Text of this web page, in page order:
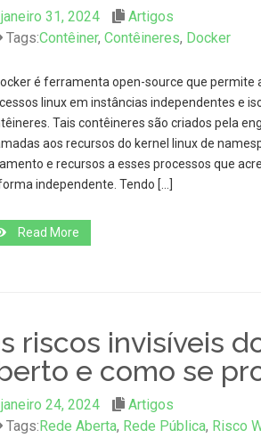
janeiro 31, 2024
Artigos
Tags:Contêiner, Contêineres, Docker
é ferramenta open-source que permite
linux em instâncias independentes e
Tais contêineres são criados pela
aos recursos do kernel linux de
e recursos a esses processos que
independente. Tendo […]
Read More
riscos invisíveis
e como se
janeiro 24, 2024
Artigos
Tags:Rede Aberta, Rede Pública, Risco